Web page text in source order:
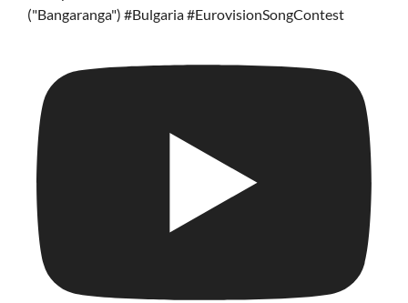
("Bangaranga") #Bulgaria #EurovisionSongContest